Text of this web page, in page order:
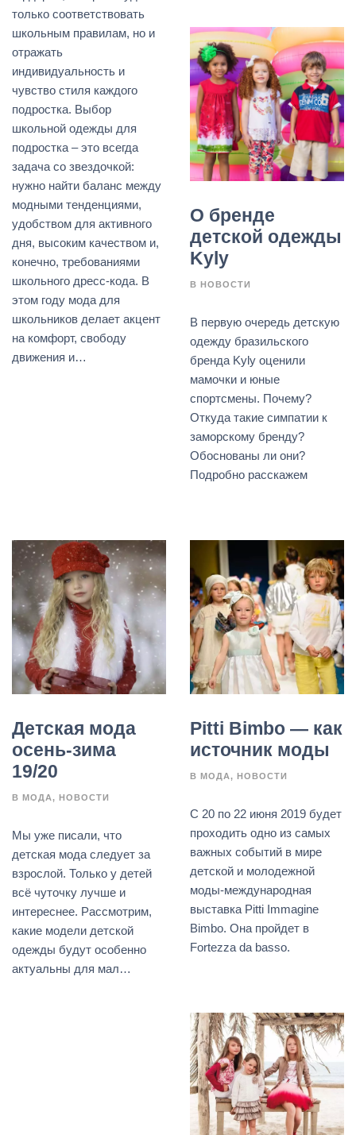
только соответствовать
школьным правилам, но и
отражать
индивидуальность и
чувство стиля каждого
подростка. Выбор
школьной одежды для
подростка – это всегда
задача со звездочкой:
нужно найти баланс между
модными тенденциями,
удобством для активного
дня, высоким качеством и,
конечно, требованиями
школьного дресс-кода. В
этом году мода для
школьников делает акцент
на комфорт, свободу
движения и…
О бренде
детской одежды
Kyly
В НОВОСТИ
В первую очередь детскую
одежду бразильского
бренда Kyly оценили
мамочки и юные
спортсмены. Почему?
Откуда такие симпатии к
заморскому бренду?
Обоснованы ли они?
Подробно расскажем
Детская мода
осень-зима
19/20
В МОДА НОВОСТИ
Мы уже писали, что
детская мода следует за
взрослой. Только у детей
всё чуточку лучше и
интереснее. Рассмотрим,
какие модели детской
одежды будут особенно
актуальны для мал…
Pitti Bimbo — как
источник моды
В МОДА НОВОСТИ
С 20 по 22 июня 2019 будет
проходить одно из самых
важных событий в мире
детской и молодежной
моды-международная
выставка Pitti Immagine
Bimbo. Она пройдет в
Fortezza da basso.